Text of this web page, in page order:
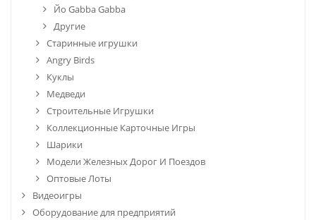
Йо Gabba Gabba
Другие
Старинные игрушки
Angry Birds
Куклы
Медведи
Строительные Игрушки
Коллекционные Карточные Игры
Шарики
Модели Железных Дорог И Поездов
Оптовые Лоты
Видеоигры
Оборудование для предприятий